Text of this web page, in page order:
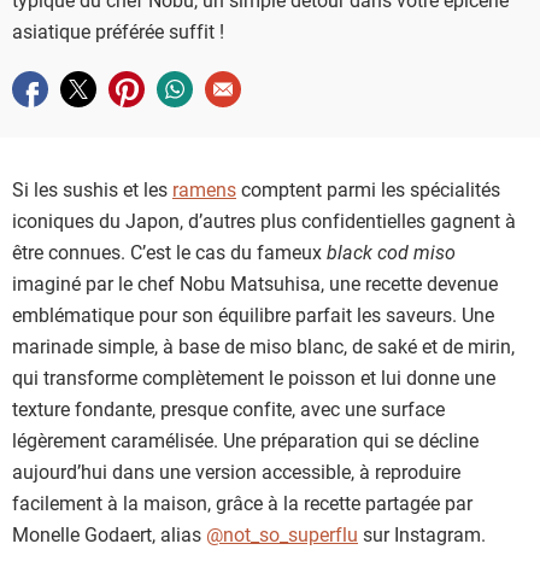
asiatique préférée suffit !
Partager sur facebook
Partager sur twitter
Partager sur pinterest
Partager sur whatsapp
Envoyer à un ami
Si les sushis et les ramenscomptent parmi les spécialités
iconiques du Japon, d’autres plus confidentielles gagnent à
être connues. C’est le cas du fameuxblack cod miso
imaginé par le chef Nobu Matsuhisa, une recette devenue
emblématique pour son équilibre parfait les saveurs. Une
marinade simple, à base de miso blanc, de saké et de mirin,
qui transforme complètement le poisson et lui donne une
texture fondante, presque confite, avec une surface
légèrement caramélisée. Une préparation qui se décline
aujourd’hui dans une version accessible, à reproduire
facilement à la maison, grâce à la recette partagée par
Monelle Godaert, alias @not_so_superflu sur Instagram.